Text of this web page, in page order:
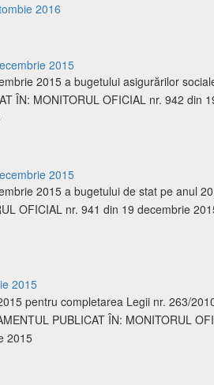
2016
2015
2015 a bugetului asigurărilor
ÎN: MONITORUL OFICIAL nr. 942 din
2015
2015 a bugetului de stat pe anul
OFICIAL nr. 941 din 19 decembrie
2015
pentru completarea Legii nr. 263/
PUBLICAT ÎN: MONITORUL
2015